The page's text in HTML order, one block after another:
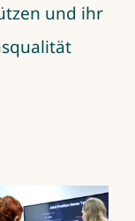
und ihr